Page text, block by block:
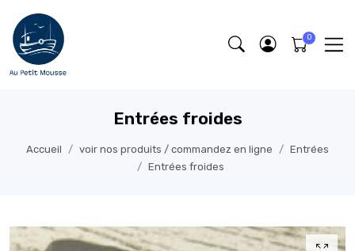
Entrées froides
Accueil voir nos produits / commandez en ligne
Entrées
Entrées froides